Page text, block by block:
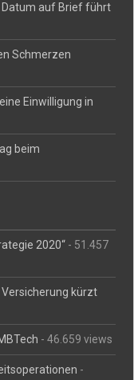
Datum auf Brief führt
Schmerzen
Einwilligung in
beim
2020“ - 51.457
kürzt
- 46.659 views
-